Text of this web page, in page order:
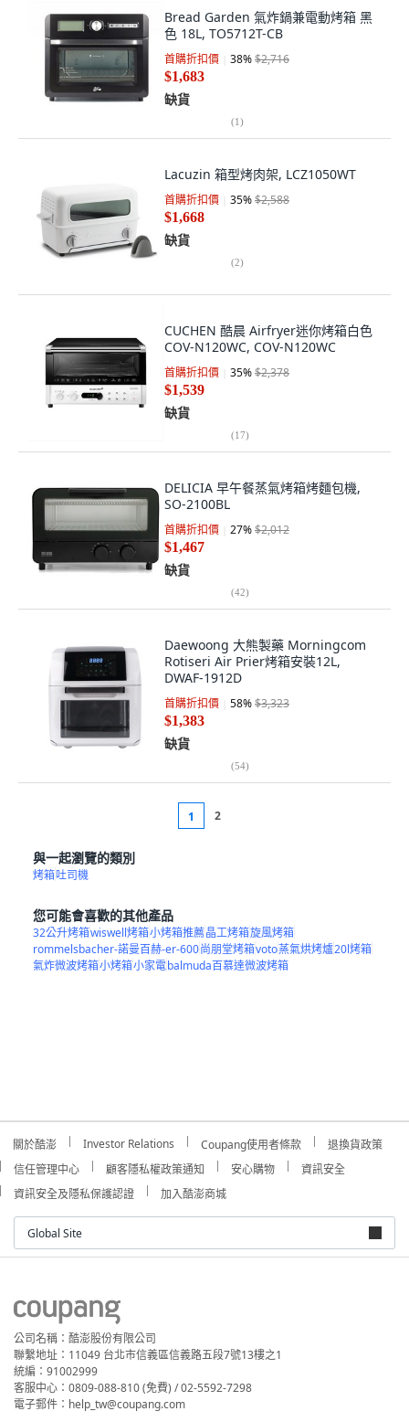
Bread Garden 氣炸鍋兼電動烤箱 黑
色 18L, TO5712T-CB
首購折扣價 38%$2,716
$1,683
缺貨
(1)
Lacuzin 箱型烤肉架, LCZ1050WT
首購折扣價 35%$2,588
$1,668
缺貨
(2)
CUCHEN 酷晨 Airfryer迷你烤箱白色
COV-N120WC, COV-N120WC
首購折扣價 35%$2,378
$1,539
缺貨
(17)
DELICIA 早午餐蒸氣烤箱烤麵包機,
SO-2100BL
首購折扣價 27%$2,012
$1,467
缺貨
(42)
Daewoong 大熊製藥 Morningcom
Rotiseri Air Prier烤箱安裝12L,
DWAF-1912D
首購折扣價 58%$3,323
$1,383
缺貨
(54)
1 2
與一起瀏覽的類別
烤箱吐司機
您可能會喜歡的其他產品
32公升烤箱wiswell烤箱小烤箱推薦晶工烤箱旋風烤箱
rommelsbacher-諾曼百赫-er-600尚朋堂烤箱voto蒸氣烘烤爐20l烤箱
氣炸微波烤箱小烤箱小家電balmuda百慕達微波烤箱
關於酷澎 Investor Relations Coupang使用者條款
退換貨政策
信任管理中心
顧客隱私權政策通知 安心購物
資訊安全
資訊安全及隱私保護認證
加入酷澎商城
Global Site
公司名稱：酷澎股份有限公司
聯繫地址：11049 台北市信義區信義路五段7號13樓之1
統編：91002999
客服中心：0809-088-810 (免費) / 02-5592-7298
電子郵件：help_tw@coupang.com